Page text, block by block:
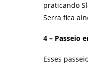
praticando
Serra fica
4 – Passeio
Esses